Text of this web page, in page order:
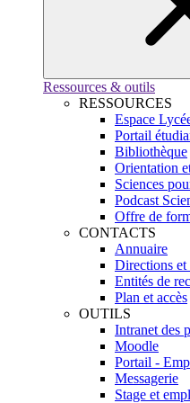
Ressources & outils
RESSOURCES
Espace
Portail
Bibliothèque
Orientation
Sciences
Podcast
Offre de
CONTACTS
Annuaire
Directions et
Entités de
Plan et accès
OUTILS
Intranet des
Moodle
Portail -
Messagerie
Stage et